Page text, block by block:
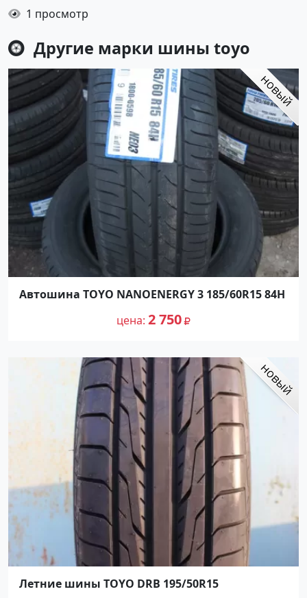
1 просмотр
Другие марки шины toyo
Автошина TOYO NANOENERGY 3 185/60R15 84H
цена 2 750
Летние шины TOYO DRB 195/50R15